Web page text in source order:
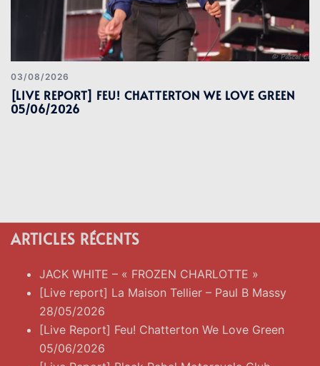
03/08/2026
[LIVE REPORT] FEU! CHATTERTON WE LOVE GREEN
05/06/2026
ARTICLES RÉCENTS
JACK WHITE – « FROZEN CHARLOTTE »
[Live report] La Maison Tellier – Paul B Massy
28/05/2026
[Live Report] Feu! Chatterton We Love Green
05/06/2026